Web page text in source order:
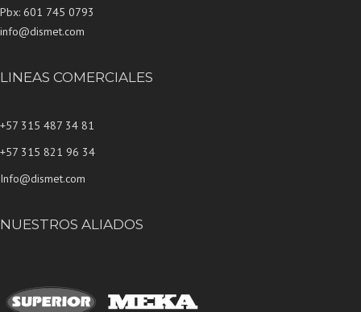
Pbx: 601 745 0793
info@dismet.com
LINEAS COMERCIALES
+57 315 487 34 81
+57 315 821 96 34
Info@dismet.com
NUESTROS ALIADOS